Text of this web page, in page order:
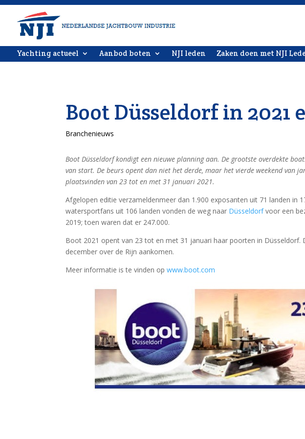
Yachting actueel Aanbod boten NJI leden Zaken doen met NJI
Boot Düsseldorf in 2021
Branchenieuws
Boot Düsseldorf kondigt een nieuwe planning aan. De grootste overdekte
van start. De beurs opent dan niet het derde, maar het vierde weekend van
plaatsvinden van 23 tot en met 31 januari 2021.
Afgelopen editie verzameldenmeer dan 1.900 exposanten uit 71 landen in
watersportfans uit 106 landen vonden de weg naar Düsseldorfvoor een
2019; toen waren dat er 247.000.
Boot 2021 opent van 23 tot en met 31 januari haar poorten in Düsseldorf.
december over de Rijn aankomen.
Meer informatie is te vinden opwww.boot.com